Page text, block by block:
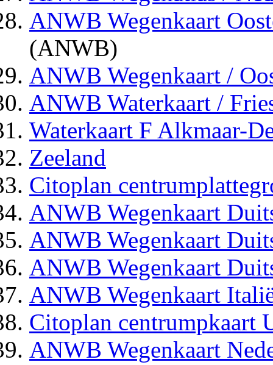
ANWB Wegenkaart
(ANWB)
ANWB Wegenkaart /
ANWB Waterkaart /
Waterkaart F Alkmaar-
Zeeland
Citoplan
ANWB Wegenkaart
ANWB Wegenkaart
ANWB Wegenkaart
ANWB Wegenkaart
Citoplan centrumpkaart
ANWB Wegenkaart